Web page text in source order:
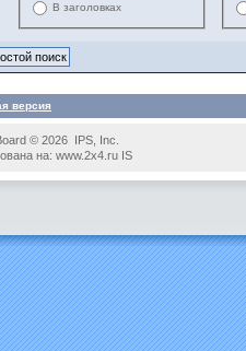
В заголовках
версия
© 2026 IPS, Inc.
на: www.2x4.ru IS